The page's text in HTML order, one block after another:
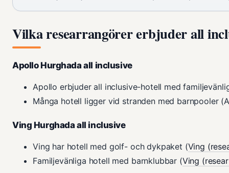
Vilka researrangörer erbjuder all
Apollo Hurghada all inclusive
Apollo erbjuder all inclusive-hotell med
Många hotell ligger vid stranden med barnpooler
Ving Hurghada all inclusive
Ving har hotell med golf- och dykpaket (Ving
Familjevänliga hotell med barnklubbar (Ving